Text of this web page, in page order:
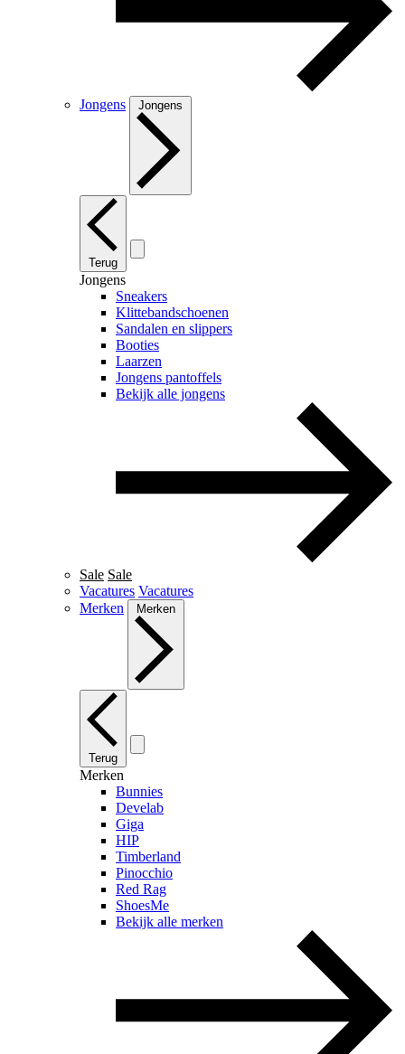
Jongens Jongens
Terug
Jongens
Sneakers
Klittebandschoenen
Sandalen en slippers
Booties
Laarzen
Jongens pantoffels
Bekijk alle jongens
Sale Sale
Vacatures Vacatures
Merken
Merken
Terug
Merken
Bunnies
Develab
Giga
HIP
Timberland
Pinocchio
Red Rag
ShoesMe
Bekijk alle merken